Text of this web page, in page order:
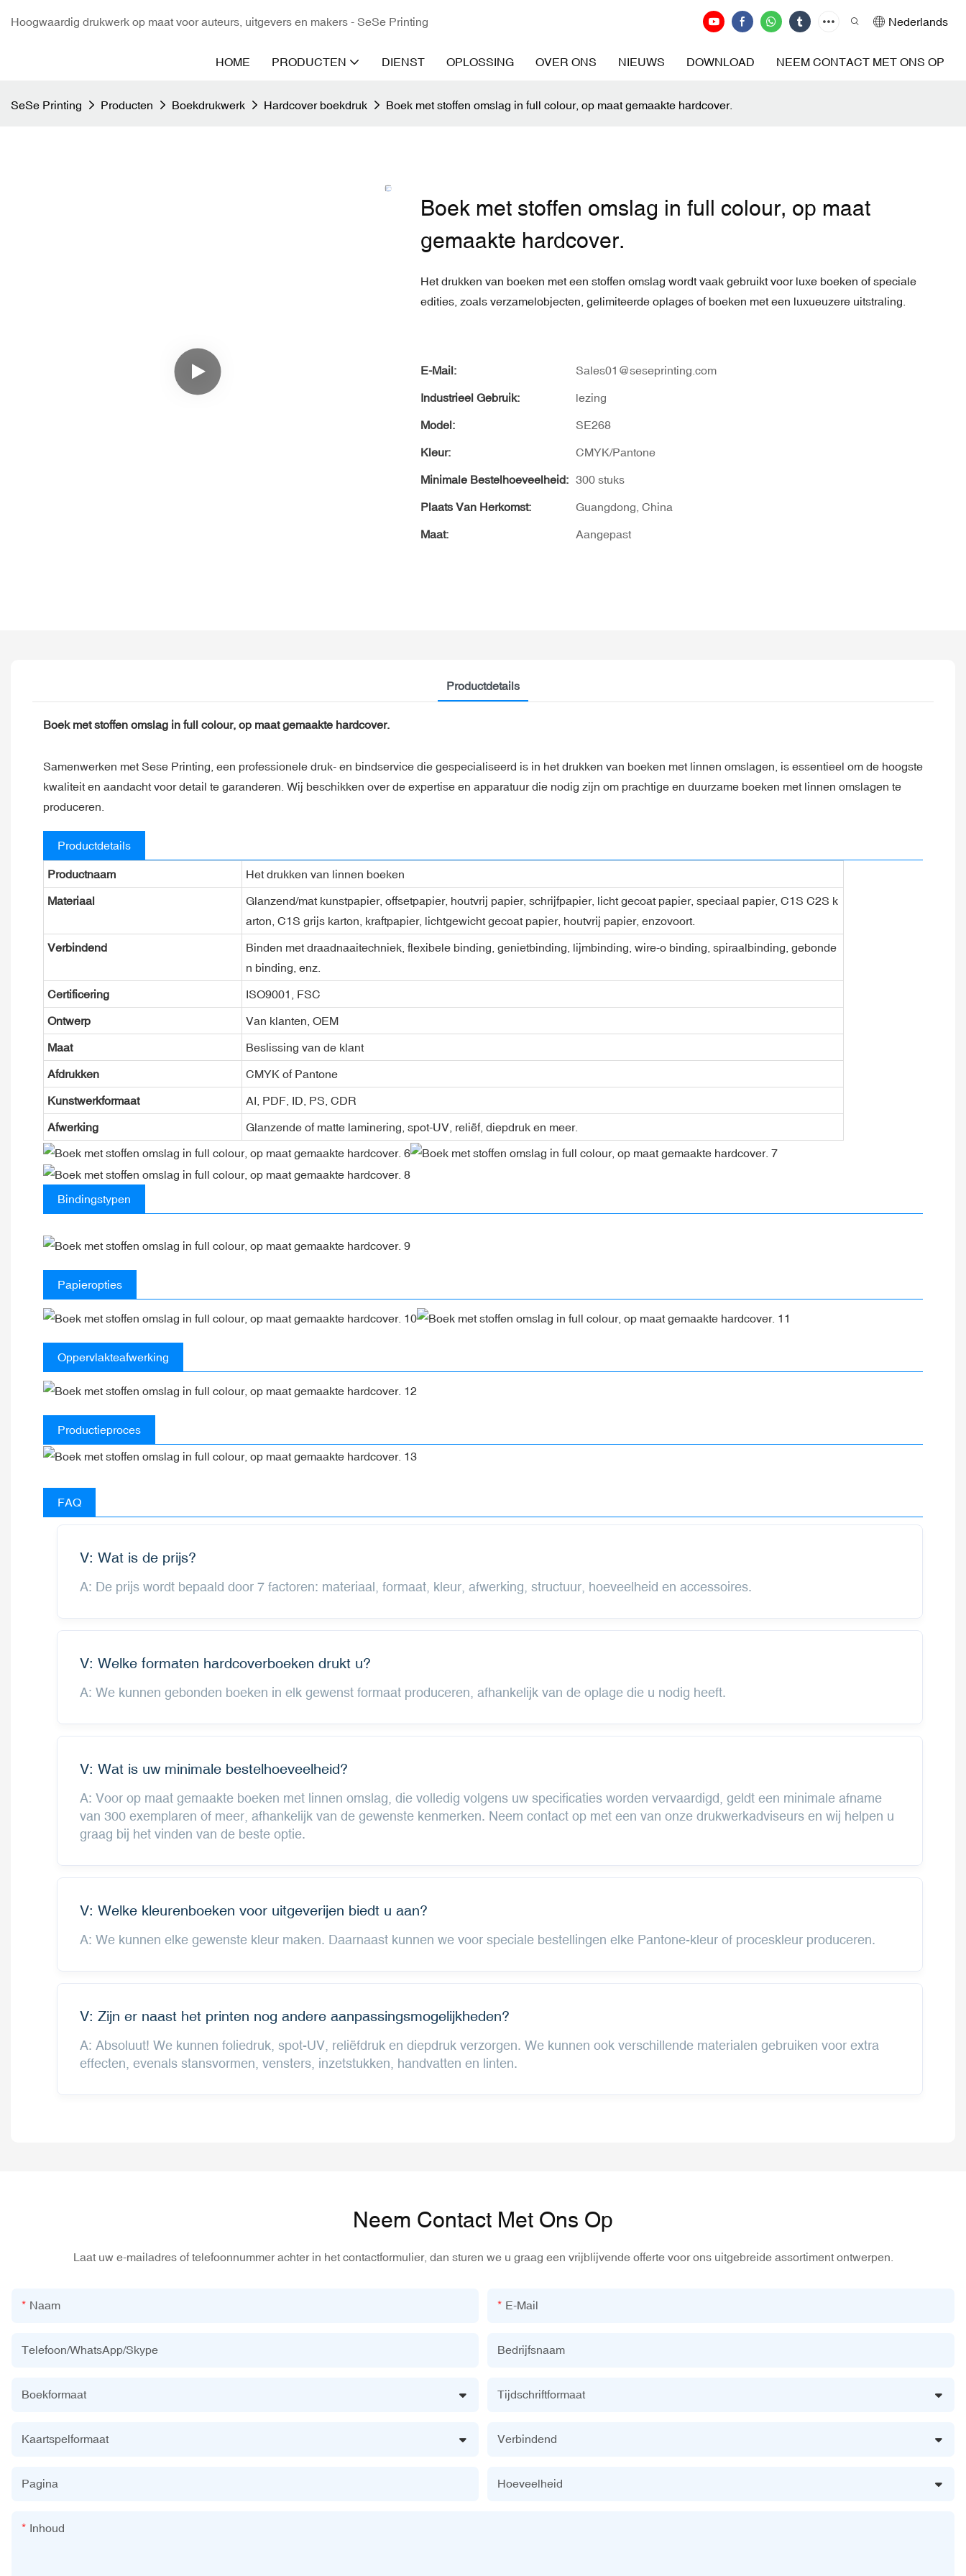
Hoogwaardig drukwerk op maat voor auteurs, uitgevers en makers - SeSe Printing Nederlands
HOME PRODUCTEN DIENST OPLOSSING OVER ONS NIEUWS DOWNLOAD NEEM CONTACT MET ONS OP
SeSe Printing Producten Boekdrukwerk Hardcover boekdruk Boek met stoffen omslag in full colour, op maat gemaakte hardcover.
Boek met stoffen omslag in full colour, op maat
gemaakte hardcover.
Het drukken van boeken met een stoffen omslag wordt vaak gebruikt voor luxe boeken of speciale
edities, zoals verzamelobjecten, gelimiteerde oplages of boeken met een luxueuzere uitstraling.
E-Mail: Sales01@seseprinting.com
Industrieel Gebruik: lezing
Model: SE268
Kleur: CMYK/Pantone
Minimale Bestelhoeveelheid: 300 stuks
Plaats Van Herkomst: Guangdong, China
Maat: Aangepast
Productdetails
Boek met stoffen omslag in full colour, op maat gemaakte hardcover.
Samenwerken met Sese Printing, een professionele druk- en bindservice die gespecialiseerd is in het drukken van boeken met linnen omslagen, is essentieel om de hoogste
kwaliteit en aandacht voor detail te garanderen. Wij beschikken over de expertise en apparatuur die nodig zijn om prachtige en duurzame boeken met linnen omslagen te
produceren.
Productdetails
Productnaam Het drukken van linnen boeken
Materiaal
Glanzend/mat kunstpapier, offsetpapier, houtvrij papier, schrijfpapier, licht gecoat papier, speciaal papier, C1S C2S k
arton, C1S grijs karton, kraftpapier, lichtgewicht gecoat papier, houtvrij papier, enzovoort.
Verbindend
Binden met draadnaaitechniek, flexibele binding, genietbinding, lijmbinding, wire-o binding, spiraalbinding, gebonde
n binding, enz.
Certificering ISO9001, FSC
Ontwerp Van klanten, OEM
Maat Beslissing van de klant
Afdrukken CMYK of Pantone
Kunstwerkformaat AI, PDF, ID, PS, CDR
Afwerking Glanzende of matte laminering, spot-UV, reliëf, diepdruk en meer.
Bindingstypen
Papieropties
Oppervlakteafwerking
Productieproces
FAQ
V: Wat is de prijs?
A: De prijs wordt bepaald door 7 factoren: materiaal, formaat, kleur, afwerking, structuur, hoeveelheid en accessoires.
V: Welke formaten hardcoverboeken drukt u?
A: We kunnen gebonden boeken in elk gewenst formaat produceren, afhankelijk van de oplage die u nodig heeft.
V: Wat is uw minimale bestelhoeveelheid?
A: Voor op maat gemaakte boeken met linnen omslag, die volledig volgens uw specificaties worden vervaardigd, geldt een minimale afname
van 300 exemplaren of meer, afhankelijk van de gewenste kenmerken. Neem contact op met een van onze drukwerkadviseurs en wij helpen u
graag bij het vinden van de beste optie.
V: Welke kleurenboeken voor uitgeverijen biedt u aan?
A: We kunnen elke gewenste kleur maken. Daarnaast kunnen we voor speciale bestellingen elke Pantone-kleur of proceskleur produceren.
V: Zijn er naast het printen nog andere aanpassingsmogelijkheden?
A: Absoluut! We kunnen foliedruk, spot-UV, reliëfdruk en diepdruk verzorgen. We kunnen ook verschillende materialen gebruiken voor extra
effecten, evenals stansvormen, vensters, inzetstukken, handvatten en linten.
Neem Contact Met Ons Op
Laat uw e-mailadres of telefoonnummer achter in het contactformulier, dan sturen we u graag een vrijblijvende offerte voor ons uitgebreide assortiment ontwerpen.
Naam E-Mail
Telefoon/WhatsApp/Skype Bedrijfsnaam
Boekformaat Tijdschriftformaat
Kaartspelformaat Verbindend
Pagina Hoeveelheid
Inhoud